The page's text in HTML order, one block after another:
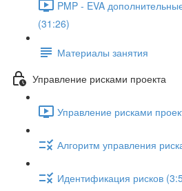
PMP - EVA
(31:26)
Материалы занятия
Управление рисками проекта
Управление рисками
Алгоритм управления
Идентификация рисков